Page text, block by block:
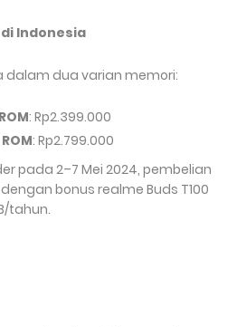
di Indonesia
dalam dua varian memori:
: Rp2.399.000
: Rp2.799.000
pada 2–7 Mei 2024, pembelian
bonus realme Buds T100
tahun.